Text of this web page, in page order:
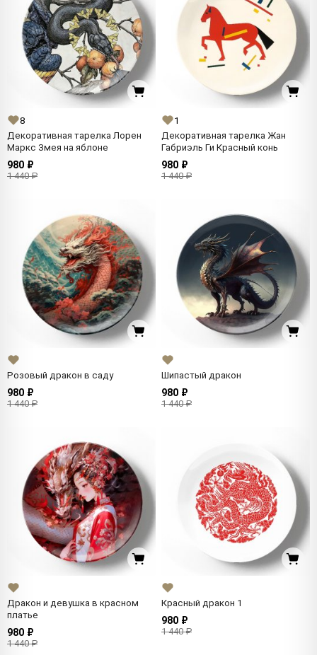
8
Декоративная тарелка Лорен
Маркс Змея на яблоне
980 ₽
1 440 ₽
1
Декоративная тарелка Жан
Габриэль Ги Красный конь
980 ₽
1 440 ₽
Розовый дракон в саду
980 ₽
1 440 ₽
Шипастый дракон
980 ₽
1 440 ₽
Дракон и девушка в красном
платье
980 ₽
1 440 ₽
Красный дракон 1
980 ₽
1 440 ₽